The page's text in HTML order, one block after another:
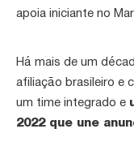
apoia iniciante no
Há mais de um
afiliação brasileiro e
um time integrado e
2022 que une